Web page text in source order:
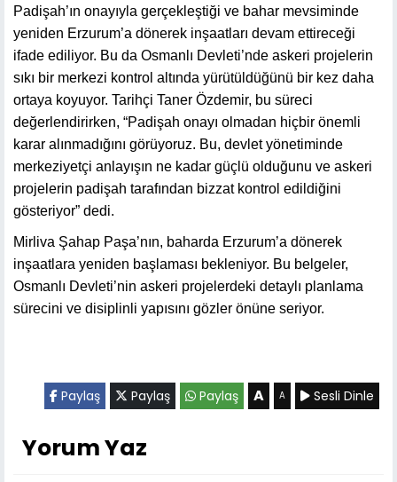
Padişah’ın onayıyla gerçekleştiği ve bahar mevsiminde
yeniden Erzurum’a dönerek inşaatları devam ettireceği
ifade ediliyor. Bu da Osmanlı Devleti’nde askeri projelerin
sıkı bir merkezi kontrol altında yürütüldüğünü bir kez daha
ortaya koyuyor. Tarihçi Taner Özdemir, bu süreci
değerlendirirken, “Padişah onayı olmadan hiçbir önemli
karar alınmadığını görüyoruz. Bu, devlet yönetiminde
merkeziyetçi anlayışın ne kadar güçlü olduğunu ve askeri
projelerin padişah tarafından bizzat kontrol edildiğini
gösteriyor” dedi.
Mirliva Şahap Paşa’nın, baharda Erzurum’a dönerek
inşaatlara yeniden başlaması bekleniyor. Bu belgeler,
Osmanlı Devleti’nin askeri projelerdeki detaylı planlama
sürecini ve disiplinli yapısını gözler önüne seriyor.
Paylaş Paylaş Paylaş A A Sesli Dinle
Yorum Yaz